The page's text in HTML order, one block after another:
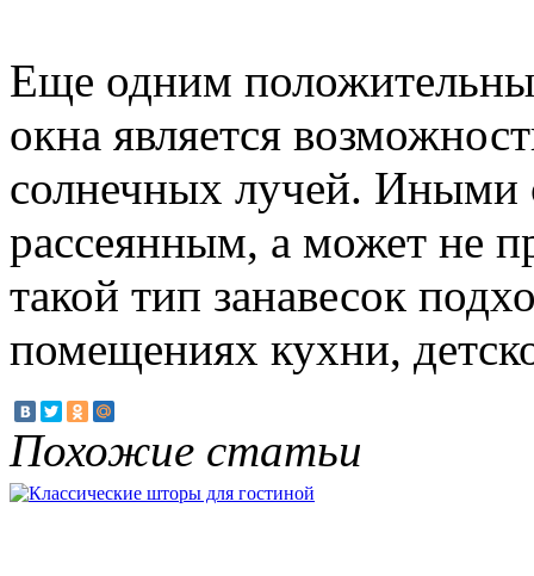
Еще одним
окна является
солнечных лучей. Иными
рассеянным, а может не
такой тип занавесок
помещениях кухни,
Похожие статьи